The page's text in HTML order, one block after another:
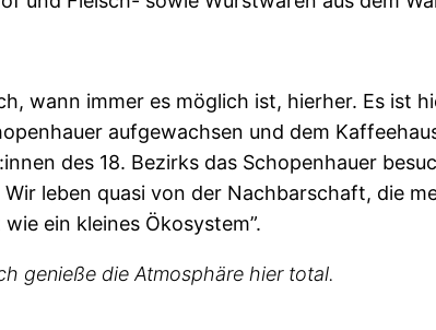
wann immer es möglich ist, hierher. Es ist
aufgewachsen und dem
des 18. Bezirks das Schopenhauer
leben quasi von der Nachbarschaft, die
ein kleines Ökosystem”.
genieße die Atmosphäre hier total.